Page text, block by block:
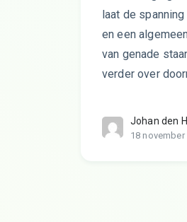
laat de
en een
van genade
verder over
Johan den
18 november